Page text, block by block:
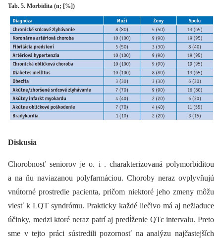
Tab. 5. Morbidita (n; [%])
Diskusia
Chorobnosť seniorov je o. i . charakterizovaná polymorbiditou
a na ňu naviazanou polyfarmáciou. Choroby neraz ovplyvňujú
vnútorné prostredie pacienta, pričom niektoré jeho zmeny môžu
viesť k LQT syndrómu. Prakticky každé liečivo má aj nežiaduce
účinky, medzi ktoré neraz patrí aj predĺženie QTc intervalu. Preto
sme v tejto práci sústredili pozornosť na analýzu najčastejších